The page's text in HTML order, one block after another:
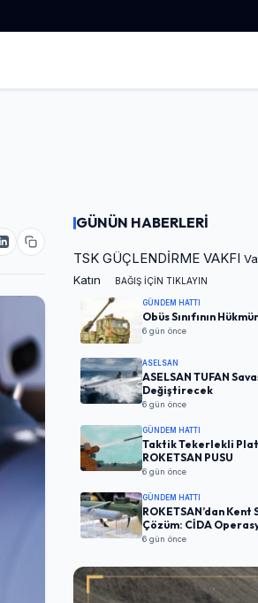
GÜNÜN HABERLERİ
TSK GÜÇLENDİRME VAKFI
Katın
BAĞIŞ İÇİN TIKLAYIN
GÜNDEM HATTI
Obüs Sınıfının
6 gün önce
ASELSAN
ASELSAN TUFAN
Değiştirecek
6 gün önce
GÜNDEM HATTI
Taktik Tekerlekli
ROKETSAN PUSU
6 gün önce
GÜNDEM HATTI
ROKETSAN’dan Kent
Çözüm: CİDA
Artırıyor
6 gün önce